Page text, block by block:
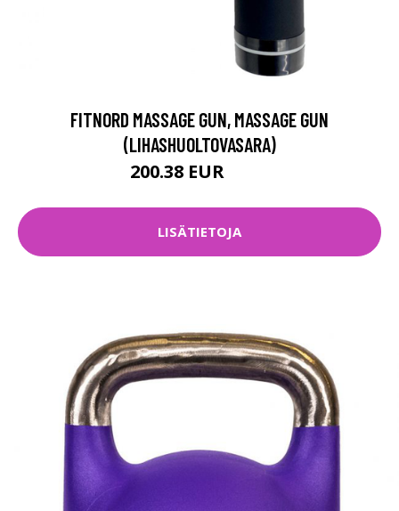
FITNORD MASSAGE GUN, MASSAGE GUN
(LIHASHUOLTOVASARA)
200.38 EUR
LISÄTIETOJA